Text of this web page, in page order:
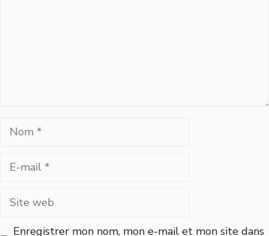
Nom
Site
Enregistrer mon nom, mon e-mail et mon site dans